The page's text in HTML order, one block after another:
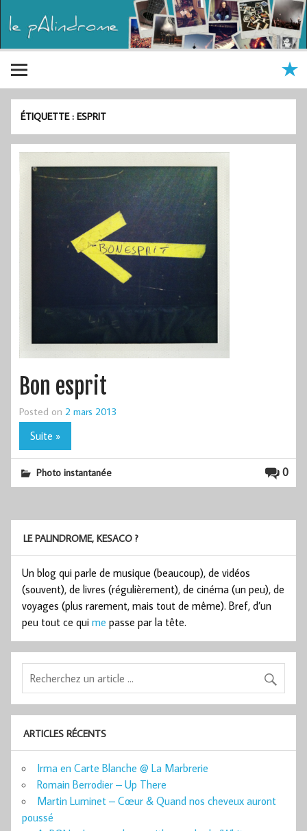
ÉTIQUETTE :ESPRIT
Bon esprit
Posted on 2 mars 2013
Suite »
0
Photo instantanée
LE PALINDROME, KESACO ?
Un blog qui parle de musique (beaucoup), de vidéos
(souvent), de livres (régulièrement), de cinéma (un peu), de
voyages (plus rarement, mais tout de même). Bref, d’un
peu tout ce qui me passe par la tête.
ARTICLES RÉCENTS
Irma en Carte Blanche @ La Marbrerie
Romain Berrodier – Up There
Martin Luminet – Cœur & Quand nos cheveux auront
poussé